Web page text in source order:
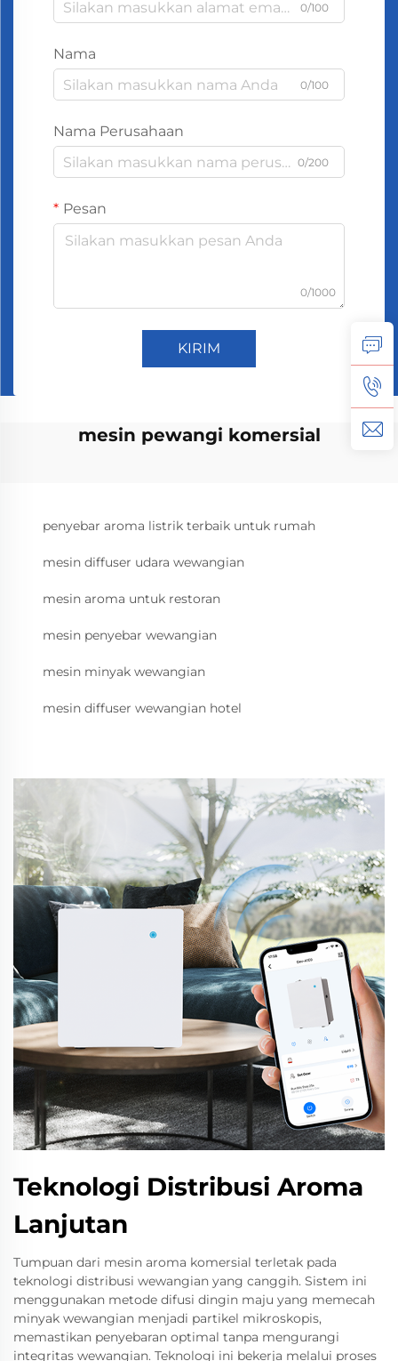
0/100
Nama
0/100
Nama Perusahaan
0/200
Pesan
0/1000
KIRIM
mesin pewangi komersial
penyebar aroma listrik terbaik untuk rumah
mesin diffuser udara wewangian
mesin aroma untuk restoran
mesin penyebar wewangian
mesin minyak wewangian
mesin diffuser wewangian hotel
Teknologi Distribusi Aroma
Lanjutan
Tumpuan dari mesin aroma komersial terletak pada
teknologi distribusi wewangian yang canggih. Sistem ini
menggunakan metode difusi dingin maju yang memecah
minyak wewangian menjadi partikel mikroskopis,
memastikan penyebaran optimal tanpa mengurangi
integritas wewangian. Teknologi ini bekerja melalui proses